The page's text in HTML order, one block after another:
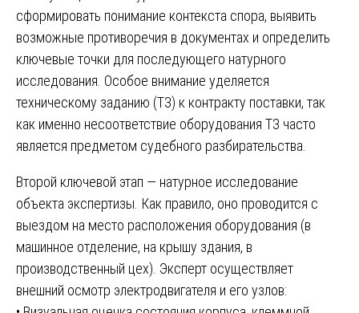
сформировать понимание контекста спора, выявить
возможные противоречия в документах и определить
ключевые точки для последующего натурного
исследования. Особое внимание уделяется
техническому заданию (ТЗ) к контракту поставки, так
как именно несоответствие оборудования ТЗ часто
является предметом судебного разбирательства.
Второй ключевой этап — натурное исследование
объекта экспертизы. Как правило, оно проводится с
выездом на место расположения оборудования (в
машинное отделение, на крышу здания, в
производственный цех). Эксперт осуществляет
внешний осмотр электродвигателя и его узлов: